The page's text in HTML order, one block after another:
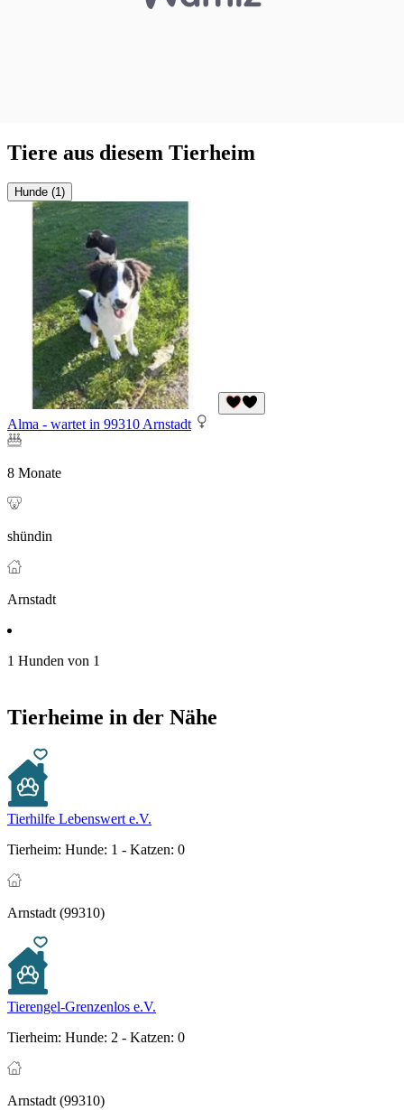
Tiere aus diesem Tierheim
Hunde (1)
Alma - wartet in 99310 Arnstadt
8 Monate
shündin
Arnstadt
1 Hunden von 1
Tierheime in der Nähe
Tierhilfe Lebenswert e.V.
Tierheim: Hunde: 1 - Katzen: 0
Arnstadt (99310)
Tierengel-Grenzenlos e.V.
Tierheim: Hunde: 2 - Katzen: 0
Arnstadt (99310)